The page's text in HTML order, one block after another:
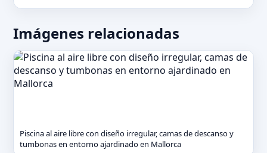
Imágenes relacionadas
Piscina al aire libre con diseño irregular, camas de descanso y
tumbonas en entorno ajardinado en Mallorca